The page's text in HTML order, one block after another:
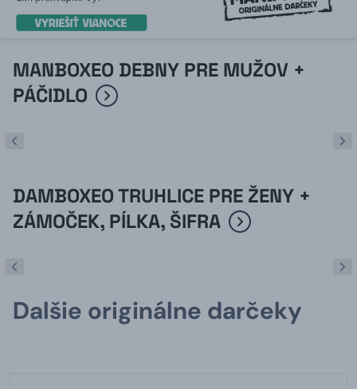
MANBOXEO DEBNY PRE MUŽOV +
PÁČIDLO
DAMBOXEO TRUHLICE PRE ŽENY +
ZÁMOČEK, PÍLKA, ŠIFRA
Dalšie originálne darčeky